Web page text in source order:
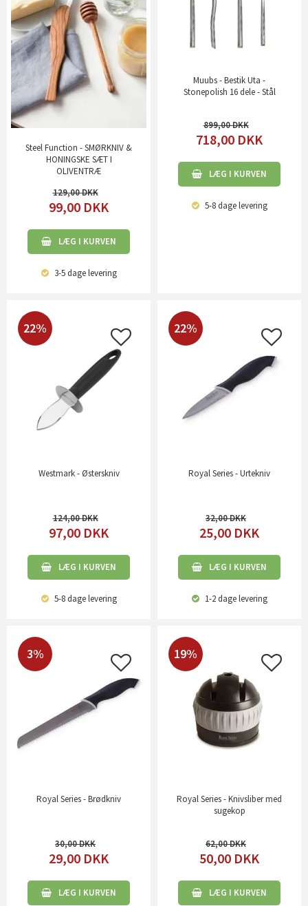
Steel Function - SMØRKNIV &
HONINGSKE SÆT I
OLIVENTRÆ
129,00
99,00 DKK
LÆG I KURVEN
3-5 dagelevering
Muubs - Bestik Uta -
Stonepolish 16 dele - Stål
899,00
718,00 DKK
LÆG I KURVEN
5-8 dagelevering
22%
Westmark - Østerskniv
124,00
97,00 DKK
LÆG I KURVEN
5-8 dagelevering
22%
Royal Series - Urtekniv
32,00
25,00 DKK
LÆG I KURVEN
1-2 dagelevering
3%
Royal Series - Brødkniv
30,00
29,00 DKK
LÆG I KURVEN
19%
Royal Series - Knivsliber med
sugekop
62,00
50,00 DKK
LÆG I KURVEN